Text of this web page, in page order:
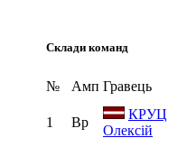
Склади команд
№ Амп Гравець
1 Вр
КРУЦ
Олексій